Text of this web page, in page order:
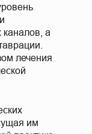
а
лечения
им